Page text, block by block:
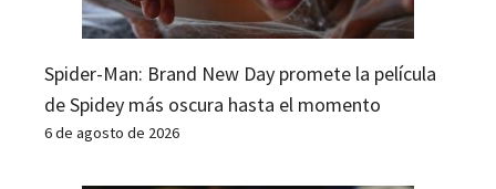
Spider-Man: Brand New Day promete la película
de Spidey más oscura hasta el momento
6 de agosto de 2026